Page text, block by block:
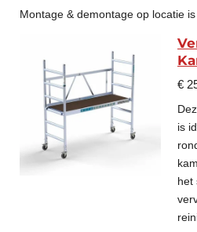
Montage & demontage op locatie is
€
is
het